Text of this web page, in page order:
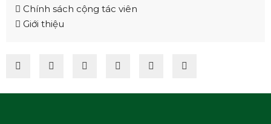
Chính sách cộng tác viên
Giới thiệu